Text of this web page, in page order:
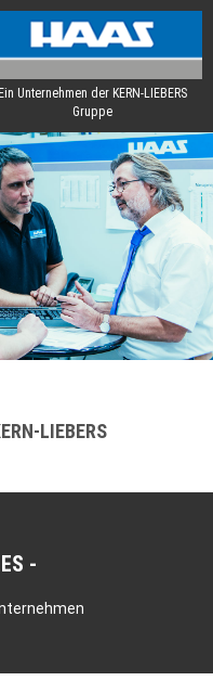
Ein Unternehmen der KERN-LIEBERS
Gruppe
LIEBERS